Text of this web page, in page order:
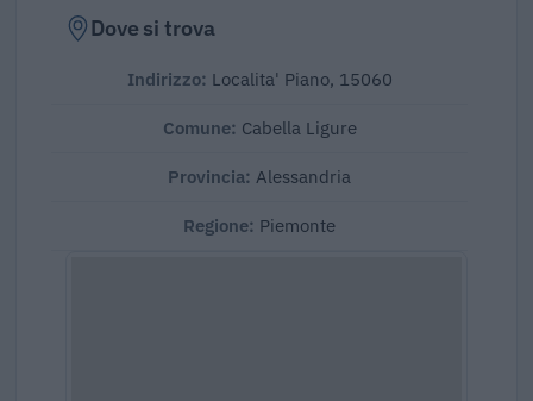
Dove si trova
Indirizzo: Localita' Piano, 15060
Comune: Cabella Ligure
Provincia: Alessandria
Regione: Piemonte